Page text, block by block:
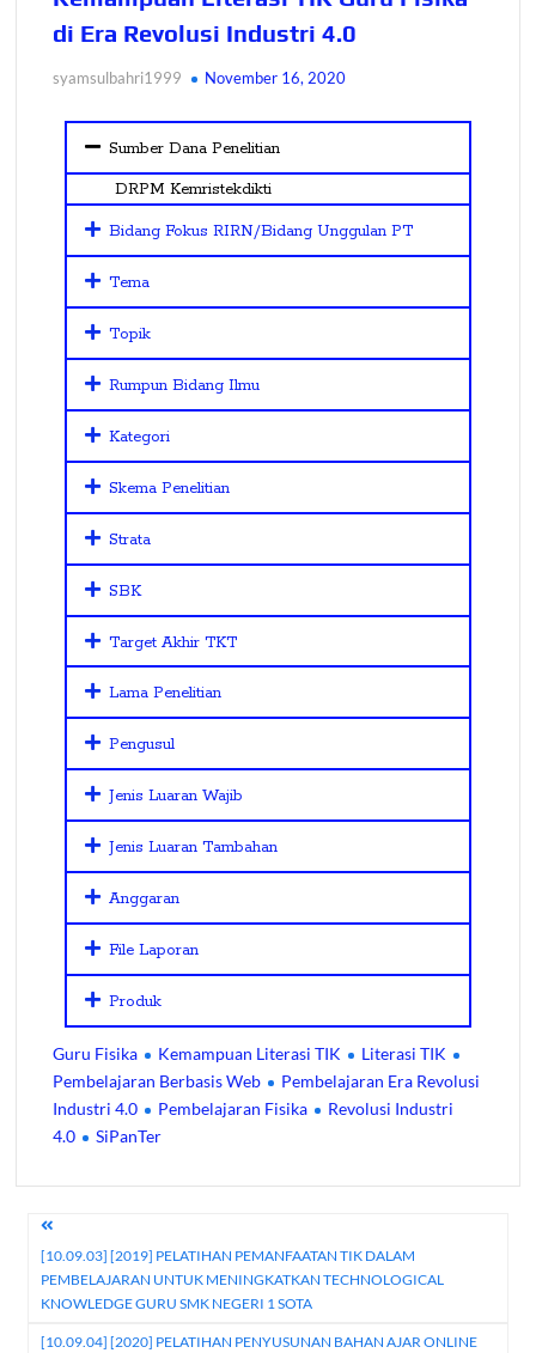
di Era Revolusi Industri 4.0
syamsulbahri1999 November 16, 2020
Sumber Dana Penelitian
DRPM Kemristekdikti
Bidang Fokus RIRN/Bidang Unggulan PT
Tema
Topik
Rumpun Bidang Ilmu
Kategori
Skema Penelitian
Strata
SBK
Target Akhir TKT
Lama Penelitian
Pengusul
Jenis Luaran Wajib
Jenis Luaran Tambahan
Anggaran
File Laporan
Produk
Guru Fisika Kemampuan Literasi TIK
Literasi TIK
Pembelajaran Berbasis Web
Pembelajaran Era Revolusi
Industri 4.0
Pembelajaran Fisika
Revolusi Industri
4.0
SiPanTer
[10.09.03] [2019] PELATIHAN PEMANFAATAN TIK DALAM
PEMBELAJARAN UNTUK MENINGKATKAN TECHNOLOGICAL
KNOWLEDGE GURU SMK NEGERI 1 SOTA
[10.09.04] [2020] PELATIHAN PENYUSUNAN BAHAN AJAR ONLINE